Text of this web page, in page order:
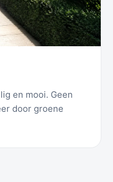
en mooi. Geen
door groene